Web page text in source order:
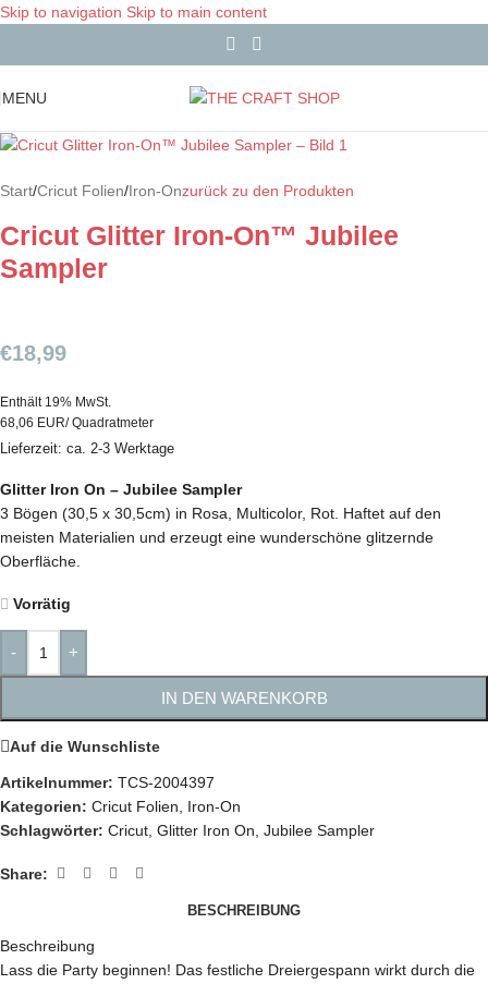
Skip to navigation Skip to main content
MENU
Start/Cricut Folien/Iron-Onzurück zu den Produkten
Cricut Glitter Iron-On™ Jubilee
Sampler
€18,99
Enthält 19% MwSt.
68,06 EUR/ Quadratmeter
Lieferzeit: ca. 2-3 Werktage
Glitter Iron On – Jubilee Sampler
3 Bögen (30,5 x 30,5cm) in Rosa, Multicolor, Rot. Haftet auf den
meisten Materialien und erzeugt eine wunderschöne glitzernde
Oberfläche.
Vorrätig
- +
IN DEN WARENKORB
Auf die Wunschliste
Artikelnummer: TCS-2004397
Kategorien: Cricut Folien, Iron-On
Schlagwörter: Cricut, Glitter Iron On, Jubilee Sampler
Share:
BESCHREIBUNG
Beschreibung
Lass die Party beginnen! Das festliche Dreiergespann wirkt durch die